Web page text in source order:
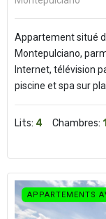
Appartement situé
Montepulciano,
Internet, télévision
piscine et spa sur
Lits: 4 Chambres: 1
APPARTEMENTS